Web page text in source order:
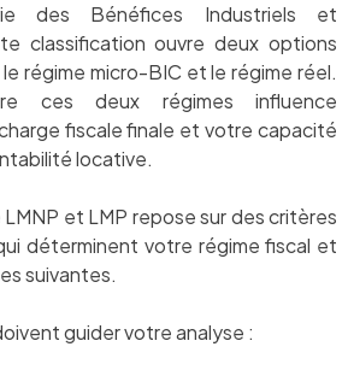
des Bénéfices Industriels et
classification ouvre deux options
régime micro-BIC et le régime réel.
ces deux régimes influence
fiscale finale et votre capacité
locative.
et LMP repose sur des critères
déterminent votre régime fiscal et
suivantes.
guider votre analyse :